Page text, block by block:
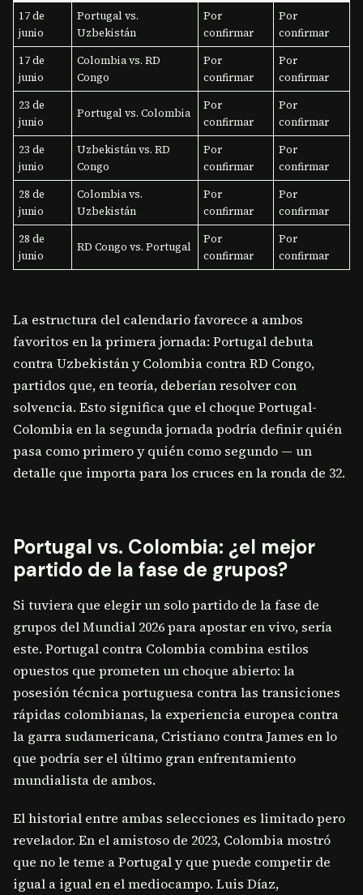
17 de
junio
Portugal vs.
Uzbekistán
Por
confirmar
Por
confirmar
17 de
junio
Colombia vs. RD
Congo
Por
confirmar
Por
confirmar
23 de
junio
Portugal vs. Colombia
Por
confirmar
Por
confirmar
23 de
junio
Uzbekistán vs. RD
Congo
Por
confirmar
Por
confirmar
28 de
junio
Colombia vs.
Uzbekistán
Por
confirmar
Por
confirmar
28 de
junio
RD Congo vs. Portugal
Por
confirmar
Por
confirmar
La estructura del calendario favorece a ambos
favoritos en la primera jornada: Portugal debuta
contra Uzbekistán y Colombia contra RD Congo,
partidos que, en teoría, deberían resolver con
solvencia. Esto significa que el choque Portugal-
Colombia en la segunda jornada podría definir quién
pasa como primero y quién como segundo — un
detalle que importa para los cruces en la ronda de 32.
Portugal vs. Colombia: ¿el mejor
partido de la fase de grupos?
Si tuviera que elegir un solo partido de la fase de
grupos del Mundial 2026 para apostar en vivo, sería
este. Portugal contra Colombia combina estilos
opuestos que prometen un choque abierto: la
posesión técnica portuguesa contra las transiciones
rápidas colombianas, la experiencia europea contra
la garra sudamericana, Cristiano contra James en lo
que podría ser el último gran enfrentamiento
mundialista de ambos.
El historial entre ambas selecciones es limitado pero
revelador. En el amistoso de 2023, Colombia mostró
que no le teme a Portugal y que puede competir de
igual a igual en el mediocampo. Luis Díaz,